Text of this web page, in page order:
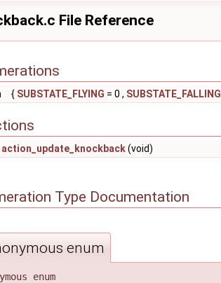
File Reference
{ SUBSTATE_FLYING = 0 , SUBSTATE_FALLING
action_update_knockback(void)
Type Documentation
enum
enum